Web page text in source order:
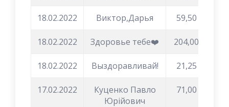
18.02.2022 Виктор,Дарья 59,50
18.02.2022 Здоровье тебе❤️ 204,00
18.02.2022 Выздоравливай! 21,25
17.02.2022
Куценко Павло
Юрійович
71,00